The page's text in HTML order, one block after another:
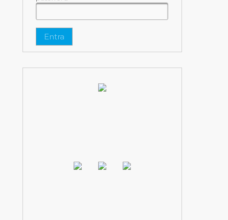
Entra